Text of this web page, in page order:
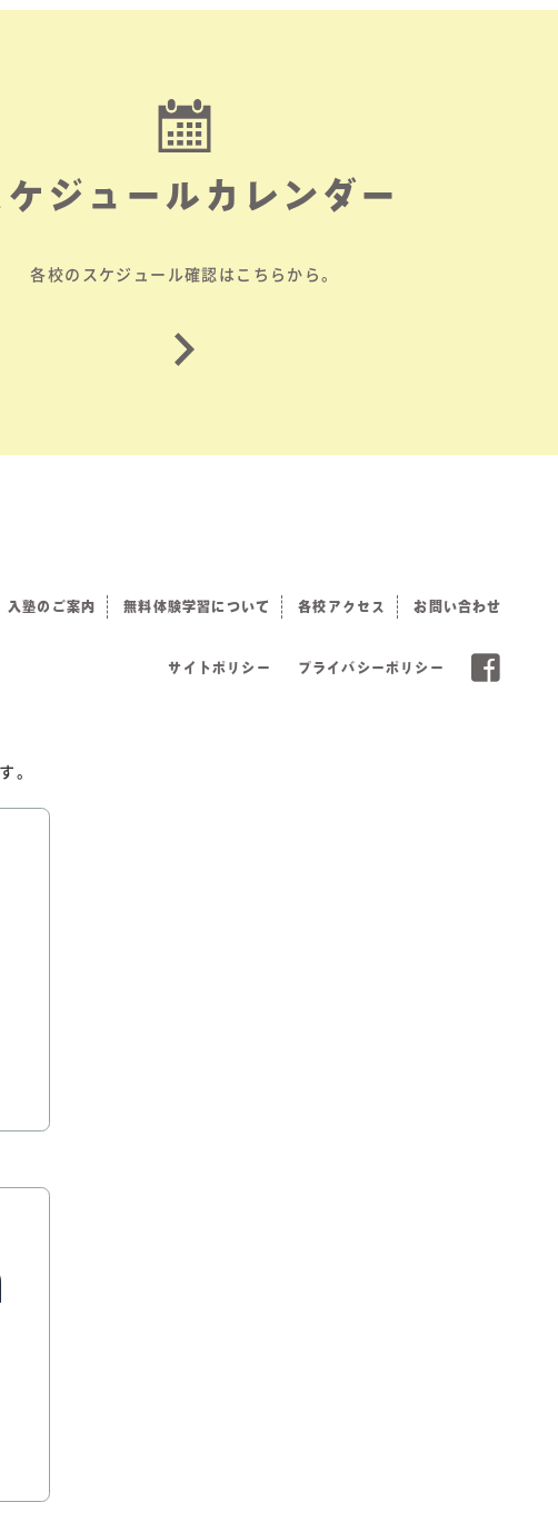
ケジュールカレンダー
各校のスケジュール確認はこちらから。
入塾のご案内 無料体験学習について 各校アクセス お問い合わせ
サイトポリシー プライバシーポリシー
。